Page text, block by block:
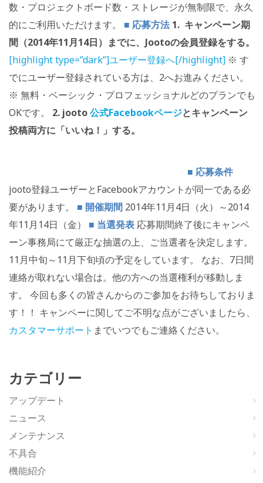
数・プロジェクトボード数・ストレージが無制限で、永久
的にご利用いただけます。 ■ 応募方法 1. キャンペーン期
間（2014年11月14日）までに、Jootoの会員登録をする。
[highlight type=”dark”]ユーザー登録へ[/highlight] ※ す
でにユーザー登録されている方は、2へお進みください。
※ 無料・ベーシック・プロフェッショナルどのプランでも
OKです。 2. jooto公式Facebookページとキャンペーン
投稿両方に「いいね！」する。
■ 応募条件
jooto登録ユーザーとFacebookアカウントが同一である必
要があります。 ■ 開催期間 2014年11月4日（火）～2014
年11月14日（金） ■ 当選発表 応募期間終了後にキャンペ
ーン事務局にて厳正な抽選の上、ご当選者を決定します。
11月中旬～11月下旬頃の予定をしています。 なお、7日間
連絡が取れない場合は。他の方への当選権利が移動しま
す。 今回も多くの皆さんからのご参加をお待ちしておりま
す！！ キャンペーに関してご不明な点がございましたら、
カスタマーサポート までいつでもご連絡ください。
カテゴリー
アップデート
ニュース
メンテナンス
不具合
機能紹介